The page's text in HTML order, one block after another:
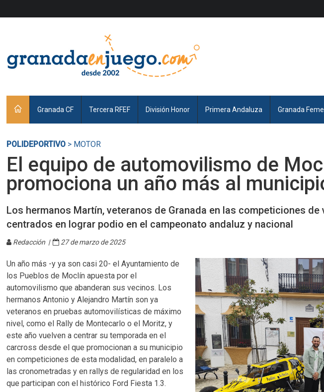
Granada CF Tercera RFEF División Honor Primera Andaluza Granada
POLIDEPORTIVO > MOTOR
El equipo de automovilismo de
promociona un año más al
Los hermanos Martín, veteranos de Granada en las competiciones
centrados en lograr podio en el campeonato andaluz y nacional
Redacción | 27 de marzo de 2025
Un año más -y ya son casi 20- el Ayuntamiento de
los Pueblos de Moclín apuesta por el
automovilismo que abanderan sus vecinos. Los
hermanos Antonio y Alejandro Martín son ya
veteranos en pruebas automovilísticas de máximo
nivel, como el Rally de Montecarlo o el Moritz, y
este año vuelven a centrar su temporada en el
carcross desde el que promocionan a su municipio
en competiciones de esta modalidad, en paralelo a
las cronometradas y en rallys de regularidad en los
que participan con el histórico Ford Fiesta 1.3.